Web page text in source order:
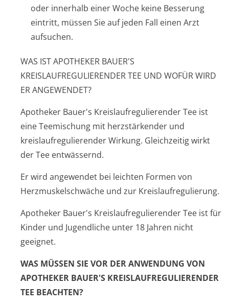
oder innerhalb einer Woche keine Besserung
eintritt, müssen Sie auf jeden Fall einen Arzt
aufsuchen.
WAS IST APOTHEKER BAUER'S
KREISLAUFREGULIERENDER TEE UND WOFÜR WIRD
ER ANGEWENDET?
Apotheker Bauer's Kreis­laufregulieren­der Tee ist
eine Teemischung mit herzstärkender und
kreislaufregu­lierender Wirkung. Gleichzeitig wirkt
der Tee entwässernd.
Er wird angewendet bei leichten Formen von
Herzmuskelschwäche und zur Kreislaufregu­lierung.
Apotheker Bauer's Kreis­laufregulieren­der Tee ist für
Kinder und Jugendliche unter 18 Jahren nicht
geeignet.
WAS MÜSSEN SIE VOR DER ANWENDUNG VON
APOTHEKER BAUER'S KREIS­LAUFREGULIEREN­DER
TEE BEACHTEN?